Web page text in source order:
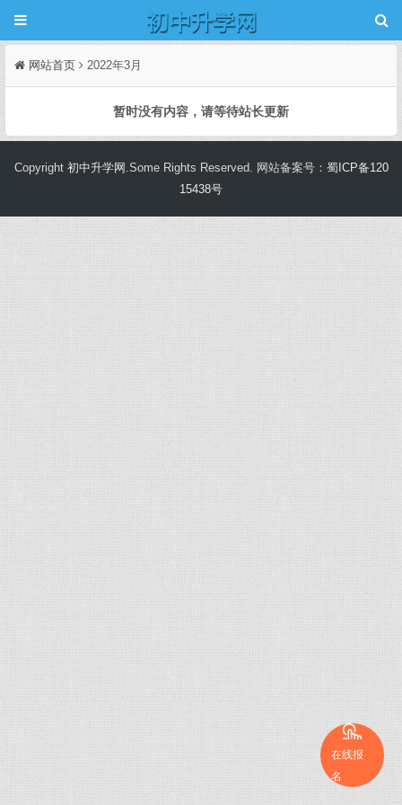
网站首页 2022年3月
暂时没有内容，请等待站长更新
Copyright 初中升学网 .Some Rights Reserved. 网站备案号： 蜀ICP备120
15438号
在线报
名